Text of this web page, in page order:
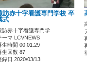
訪赤十字看護専門学校 卒
式
訪赤十字看護専門学…
ーマ LCVNEWS
生時間 00:01:29
生回数 87
録日 2020/03/13